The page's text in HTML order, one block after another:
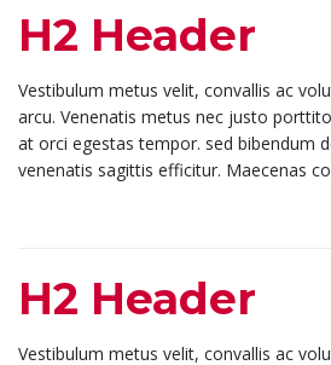
H2 Header
Vestibulum metus velit, convallis ac
arcu. Venenatis metus nec justo
at orci egestas tempor. sed bibendum
venenatis sagittis efficitur. Maecenas
H2 Header
Vestibulum metus velit, convallis ac